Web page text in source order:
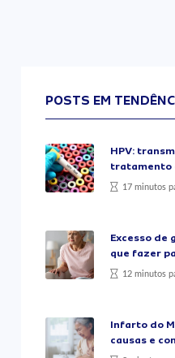
POSTS EM
HPV:
tratamento
17 minutos
Excesso de
que fazer
12 minutos
Infarto do
causas e